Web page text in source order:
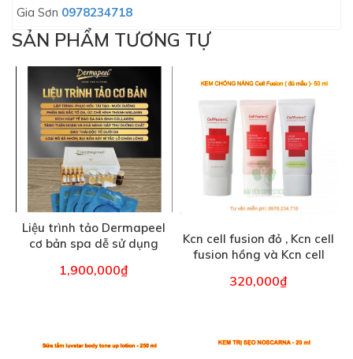
Gia Sơn 0978234718
SẢN PHẨM TƯƠNG TỰ
Liệu trình tảo Dermapeel
cơ bản spa dễ sử dụng
1,900,000₫
Kcn cell fusion đỏ , Kcn cell
fusion hồng và Kcn cell
320,000₫